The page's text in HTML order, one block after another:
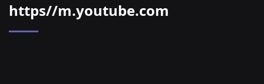
https//m.youtube.com